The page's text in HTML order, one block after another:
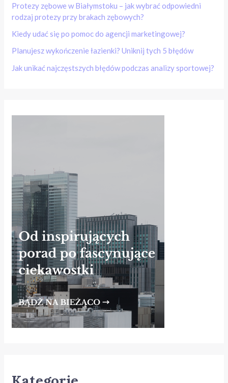
Protezy zębowe w Białymstoku – jak wybrać odpowiedni
rodzaj protezy przy brakach zębowych?
Kiedy udać się po pomoc do agencji marketingowej?
Planujesz wykończenie łazienki? Uniknij tych 5 błędów
Jak unikać najczęstszych błędów podczas analizy sportowej?